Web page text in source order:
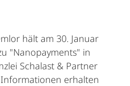
hält am 30. Januar
"Nanopayments" in
Schalast & Partner
erhalten